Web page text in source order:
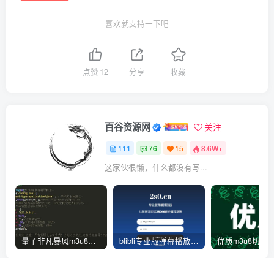
喜欢就支持一下吧
点赞 12 分享 收藏
百谷资源网 关注
111 76 15 8.6W+
这家伙很懒，什么都没有写...
量子非凡暴风m3u8资源去广告json解析接口源码-此链接停止更新 blibli专业版弹幕播放器开源无加密JSON解析版-后台功能一键管理-开源版